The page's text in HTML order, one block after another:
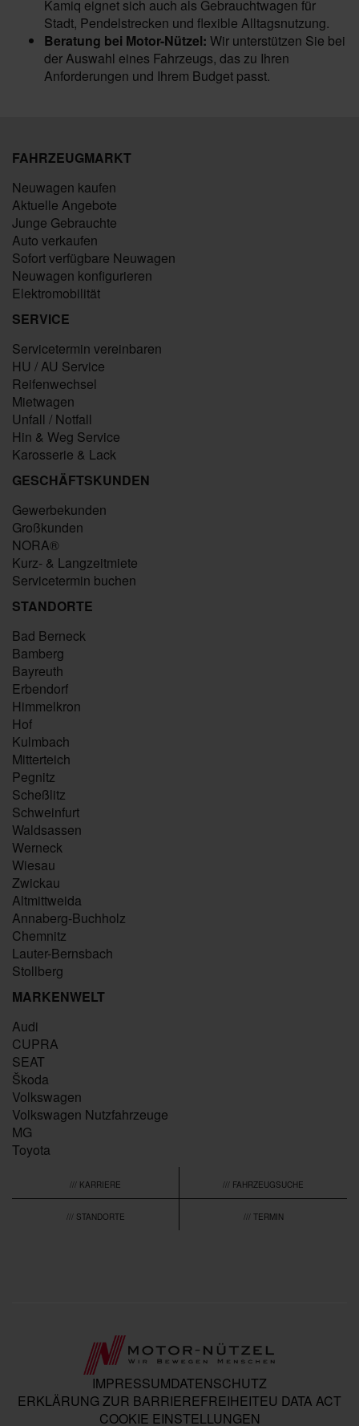
Kamiq eignet sich auch als Gebrauchtwagen für
Stadt, Pendelstrecken und flexible Alltagsnutzung.
Beratung bei Motor-Nützel: Wir unterstützen Sie bei
der Auswahl eines Fahrzeugs, das zu Ihren
Anforderungen und Ihrem Budget passt.
FAHRZEUGMARKT
Neuwagen kaufen
Aktuelle Angebote
Junge Gebrauchte
Auto verkaufen
Sofort verfügbare Neuwagen
Neuwagen konfigurieren
Elektromobilität
SERVICE
Servicetermin vereinbaren
HU / AU Service
Reifenwechsel
Mietwagen
Unfall / Notfall
Hin & Weg Service
Karosserie & Lack
GESCHÄFTSKUNDEN
Gewerbekunden
Großkunden
NORA®
Kurz- & Langzeitmiete
Servicetermin buchen
STANDORTE
Bad Berneck
Bamberg
Bayreuth
Erbendorf
Himmelkron
Hof
Kulmbach
Mitterteich
Pegnitz
Scheßlitz
Schweinfurt
Waldsassen
Werneck
Wiesau
Zwickau
Altmittweida
Annaberg-Buchholz
Chemnitz
Lauter-Bernsbach
Stollberg
MARKENWELT
Audi
CUPRA
SEAT
Škoda
Volkswagen
Volkswagen Nutzfahrzeuge
MG
Toyota
/// KARRIERE /// FAHRZEUGSUCHE
/// STANDORTE /// TERMIN
IMPRESSUMDATENSCHUTZ
ERKLÄRUNG ZUR BARRIEREFREIHEITEU DATA ACT
COOKIE EINSTELLUNGEN